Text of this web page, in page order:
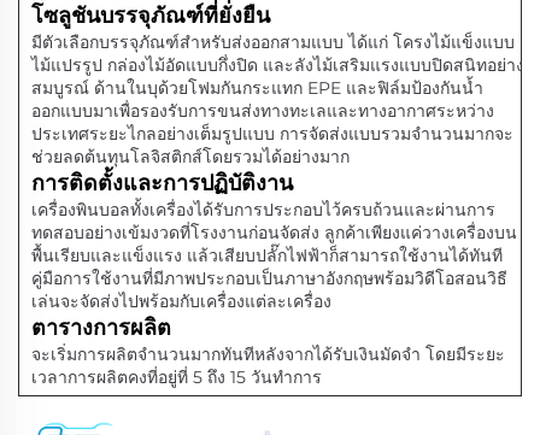
โซลูชันบรรจุภัณฑ์ที่ยั่งยืน
มีตัวเลือกบรรจุภัณฑ์สำหรับส่งออกสามแบบ ได้แก่ โครงไม้แข็งแบบ
ไม้แปรรูป กล่องไม้อัดแบบกึ่งปิด และลังไม้เสริมแรงแบบปิดสนิทอย่าง
สมบูรณ์ ด้านในบุด้วยโฟมกันกระแทก EPE และฟิล์มป้องกันน้ำ
ออกแบบมาเพื่อรองรับการขนส่งทางทะเลและทางอากาศระหว่าง
ประเทศระยะไกลอย่างเต็มรูปแบบ การจัดส่งแบบรวมจำนวนมากจะ
ช่วยลดต้นทุนโลจิสติกส์โดยรวมได้อย่างมาก
การติดตั้งและการปฏิบัติงาน
เครื่องพินบอลทั้งเครื่องได้รับการประกอบไว้ครบถ้วนและผ่านการ
ทดสอบอย่างเข้มงวดที่โรงงานก่อนจัดส่ง ลูกค้าเพียงแค่วางเครื่องบน
พื้นเรียบและแข็งแรง แล้วเสียบปลั๊กไฟฟ้าก็สามารถใช้งานได้ทันที
คู่มือการใช้งานที่มีภาพประกอบเป็นภาษาอังกฤษพร้อมวิดีโอสอนวิธี
เล่นจะจัดส่งไปพร้อมกับเครื่องแต่ละเครื่อง
ตารางการผลิต
จะเริ่มการผลิตจำนวนมากทันทีหลังจากได้รับเงินมัดจำ โดยมีระยะ
เวลาการผลิตคงที่อยู่ที่ 5 ถึง 15 วันทำการ